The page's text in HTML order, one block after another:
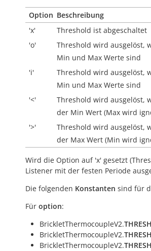
Option Beschreibung
'x'
Threshold ist abgeschaltet
'o'
Threshold wird ausgelöst,
Min und Max Werte sind
'i'
Threshold wird ausgelöst,
Min und Max Werte sind
'<'
Threshold wird ausgelöst,
der Min Wert (Max wird
'>'
Threshold wird ausgelöst,
der Max Wert (Min wird
Wird die Option auf 'x' gesetzt
Listener mit der festen Periode
Die folgenden Konstanten sind für
Für option:
BrickletThermocoupleV2.
BrickletThermocoupleV2.
BrickletThermocoupleV2.